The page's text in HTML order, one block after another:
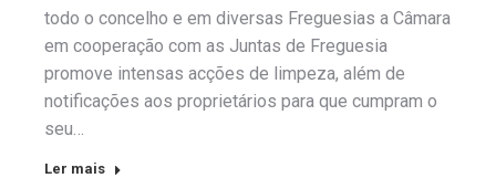
todo o concelho e em diversas Freguesias a Câmara
em cooperação com as Juntas de Freguesia
promove intensas acções de limpeza, além de
notificações aos proprietários para que cumpram o
seu…
Ler mais